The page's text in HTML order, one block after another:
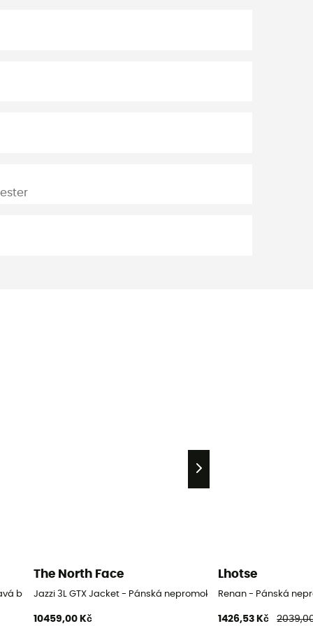
bunda
The North Face
Jazzi 3L GTX Jacket - Pánská nepromokavá bunda
10459,00 Kč
Lhotse
Renan - Pánská
1426,53 Kč